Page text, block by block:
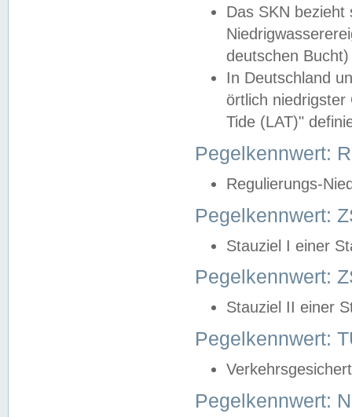
Das SKN
deutschen
In Deutschland
örtlich
Tide (LAT)"
Pegelkennwert:
Regulierungs-
Pegelkennwert:
Stauziel I einer
Pegelkennwert:
Stauziel II einer
Pegelkennwert:
Pegelkennwert: